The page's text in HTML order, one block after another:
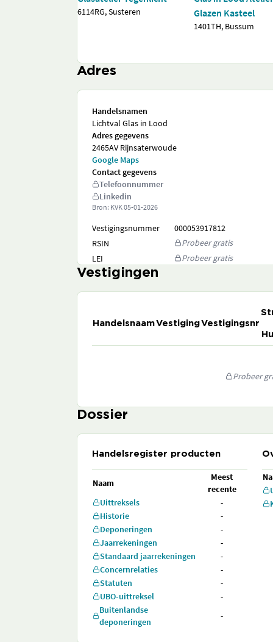
6114RG, Susteren
Glazen Kasteel
1401TH, Bussum
Adres
Handelsnamen
Lichtval Glas in Lood
Adres gegevens
2465AV Rijnsaterwoude
Google Maps
Contact gegevens
Telefoonnummer
Linkedin
Bron: KVK05-01-2026
Vestigingsnummer
000053917812
RSIN
Probeer gratis
LEI
Probeer gratis
Vestigingen
HandelsnaamVestigingVestigingsnr
Probeer
Dossier
Handelsregister producten
Naam
Meest
recente
Uittreksels
-
Historie
-
Deponeringen
-
Jaarrekeningen
-
Standaard jaarrekeningen
-
Concernrelaties
-
Statuten
-
UBO-uittreksel
-
Buitenlandse
deponeringen
-